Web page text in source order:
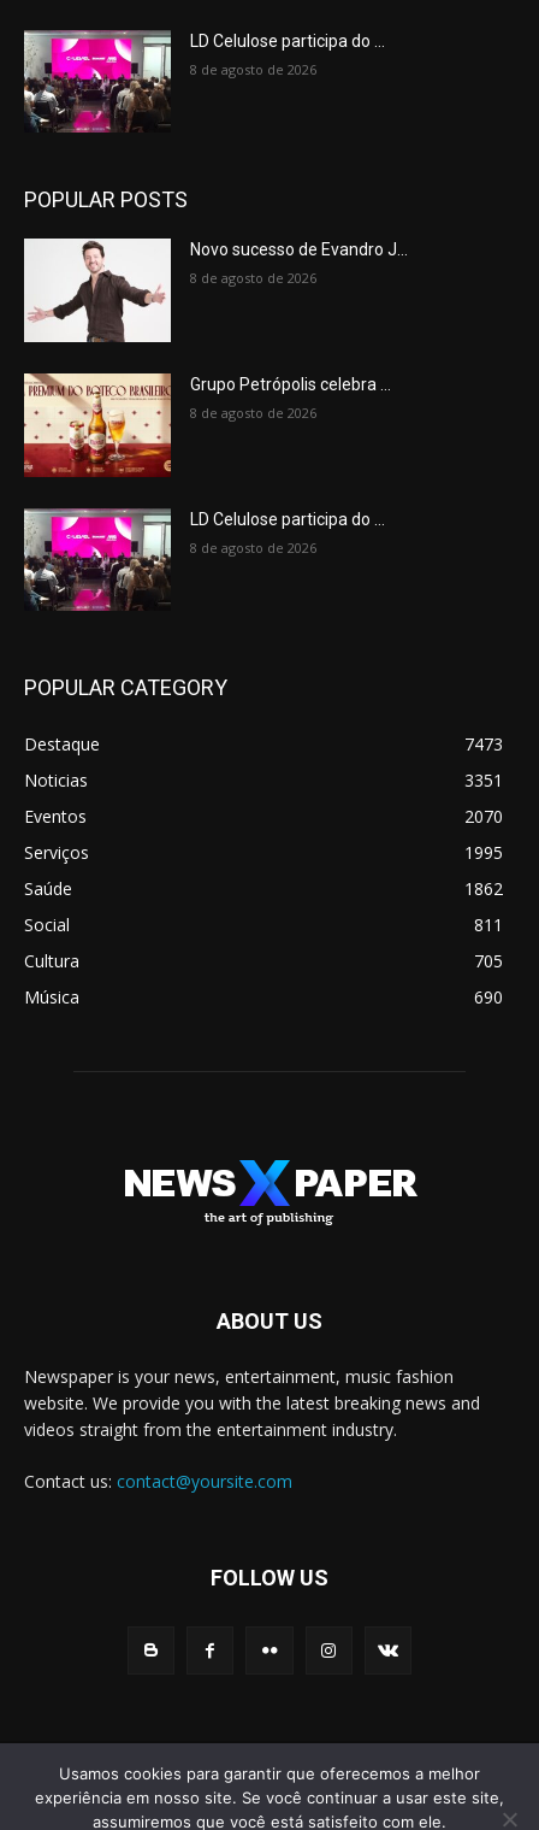
LD Celulose participa do ...
8 de agosto de 2026
POPULAR POSTS
Novo sucesso de Evandro J...
8 de agosto de 2026
Grupo Petrópolis celebra ...
8 de agosto de 2026
LD Celulose participa do ...
8 de agosto de 2026
POPULAR CATEGORY
Destaque
7473
Noticias
3351
Eventos
2070
Serviços
1995
Saúde
1862
Social
811
Cultura
705
Música
690
ABOUT US
Newspaper is your news, entertainment, music fashion
website. We provide you with the latest breaking news and
videos straight from the entertainment industry.
Contact us: contact@yoursite.com
FOLLOW US
© Newspaper WordPress Theme by TagDiv
Noticias Educação Eventos Esportes
Social
Usamos cookies para garantir que oferecemos a melhor
experiência em nosso site. Se você continuar a usar este site,
assumiremos que você está satisfeito com ele.